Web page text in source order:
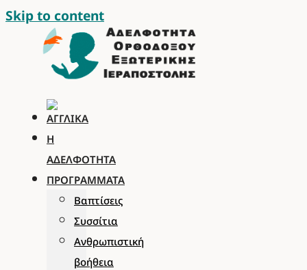
Skip to content
Η
ΑΔΕΛΦΌΤΗΤΑ
ΠΡΟΓΡΆΜΜΑΤΑ
Βαπτίσεις
Συσσίτια
Ανθρωπιστική
βοήθεια